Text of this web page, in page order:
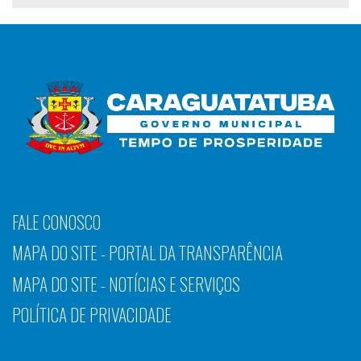
FALE CONOSCO
MAPA DO SITE - PORTAL DA TRANSPARÊNCIA
MAPA DO SITE - NOTÍCIAS E SERVIÇOS
POLÍTICA DE PRIVACIDADE